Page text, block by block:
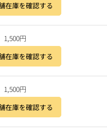
在庫を確認する
1,500円
在庫を確認する
1,500円
在庫を確認する